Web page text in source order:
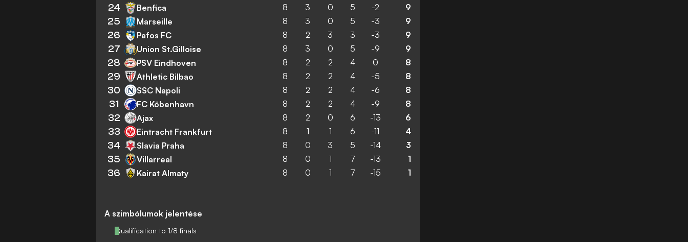
A szimbólumok jelentése
Qualification to 1/8 finals
24 Benfica 8 3 0 5 -2 9
25 Marseille 8 3 0 5 -3 9
26 Pafos FC 8 2 3 3 -3 9
27 Union St.Gilloise 8 3 0 5 -9 9
28 PSV Eindhoven 8 2 2 4 0 8
29 Athletic Bilbao 8 2 2 4 -5 8
30 SSC Napoli 8 2 2 4 -6 8
31 FC Köbenhavn 8 2 2 4 -9 8
32 Ajax 8 2 0 6 -13 6
33 Eintracht Frankfurt 8 1 1 6 -11 4
34 Slavia Praha 8 0 3 5 -14 3
35 Villarreal 8 0 1 7 -13 1
36 Kairat Almaty 8 0 1 7 -15 1